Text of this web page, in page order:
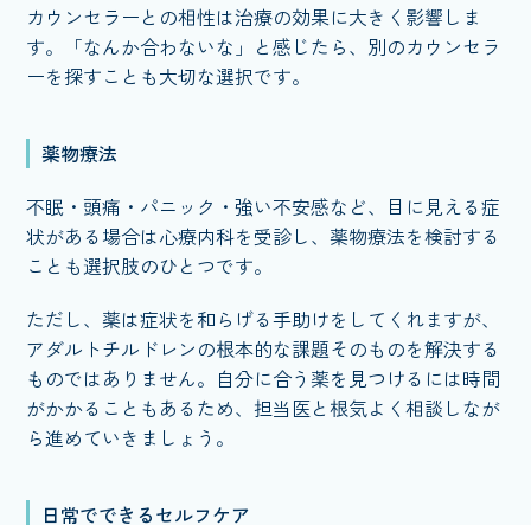
カウンセラーとの相性は治療の効果に大きく影響しま
す。「なんか合わないな」と感じたら、別のカウンセラ
ーを探すことも大切な選択です。
薬物療法
不眠・頭痛・パニック・強い不安感など、目に見える症
状がある場合は心療内科を受診し、薬物療法を検討する
ことも選択肢のひとつです。
ただし、薬は症状を和らげる手助けをしてくれますが、
アダルトチルドレンの根本的な課題そのものを解決する
ものではありません。自分に合う薬を見つけるには時間
がかかることもあるため、担当医と根気よく相談しなが
ら進めていきましょう。
日常でできるセルフケア